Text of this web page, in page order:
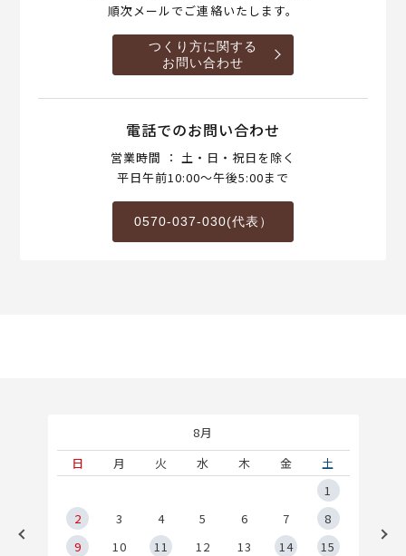
順次メールでご連絡いたします。
つくり方に関する
お問い合わせ
電話でのお問い合わせ
営業時間 ： 土・日・祝日を除く
平日午前10:00～午後5:00まで
0570-037-030(代表）
8月
日
月 火 水 木 金
土
1
2
3 4 5 6 7
8
9
10 11 12 13 14
15